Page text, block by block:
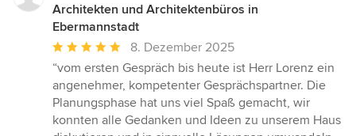
Architekten und Architektenbüros in
Ebermannstadt
Durchschnittliche
Bewertung:
5
von
5
8. Dezember 2025
“vom ersten Gespräch bis heute ist Herr Lorenz ein
angenehmer, kompetenter Gesprächspartner. Die
Planungsphase hat uns viel Spaß gemacht, wir
konnten alle Gedanken und Ideen zu unserem Haus